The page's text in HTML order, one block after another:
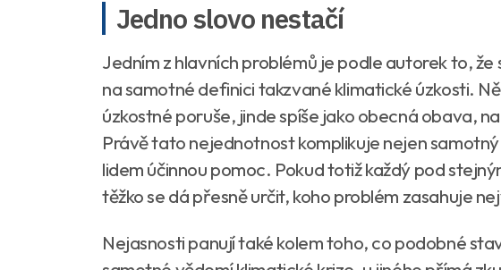
Jedno slovo nestačí
Jedním z hlavních problémů je podle autorek to,
na samotné definici takzvané klimatické úzkosti.
úzkostné poruše, jinde spíše jako obecná obava,
Právě tato nejednotnost komplikuje nejen
lidem účinnou pomoc. Pokud totiž každý pod
těžko se dá přesně určit, koho problém zasahuje
Nejasnosti panují také kolem toho, co podobné